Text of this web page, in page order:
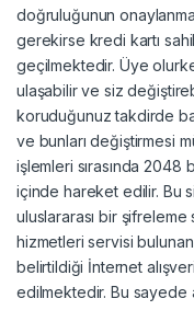
doğruluğunun
gerekirse kredi kartı
geçilmektedir. Üye
ulaşabilir ve siz
koruduğunuz takdirde
ve bunları değiştirmesi
işlemleri sırasında 2048
içinde hareket edilir. Bu
uluslararası bir şifreleme
hizmetleri servisi
belirtildiği İnternet
edilmektedir. Bu sayede